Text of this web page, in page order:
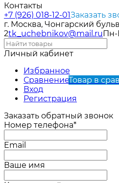
Контакты
+7 (926) 018-12-01Заказать
г. Москва, Чонгарский
2tk_uchebnikov@mail.ruПн-
Личный кабинет
Избранное
СравнениеТовар в
Вход
Регистрация
Заказать обратный звонок
Номер телефона*
Email
Ваше имя